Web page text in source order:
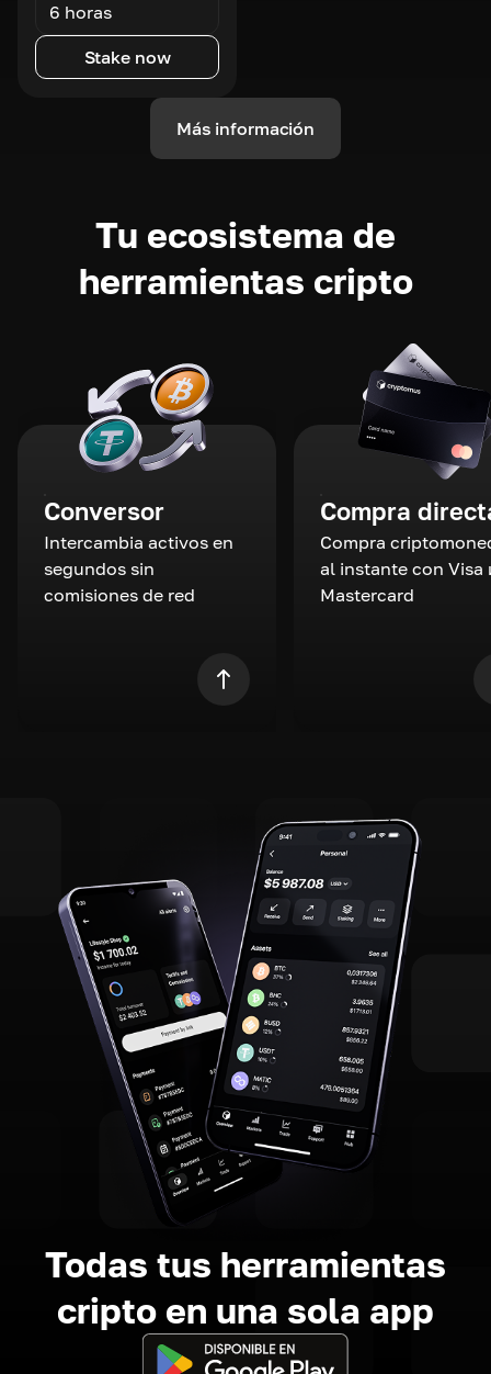
6 horas
Stake now
Más información
Tu ecosistema de
herramientas cripto
Conversor
Intercambia activos en
segundos sin
comisiones de red
Compra
Compra
al instante con Visa
Mastercard
Todas tus herramientas
cripto en una sola app